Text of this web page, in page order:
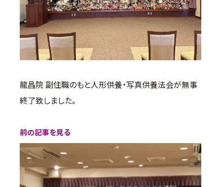
龍昌院 副住職のもと人形供養・写真供養法会が無事
終了致しました。
前の記事を見る